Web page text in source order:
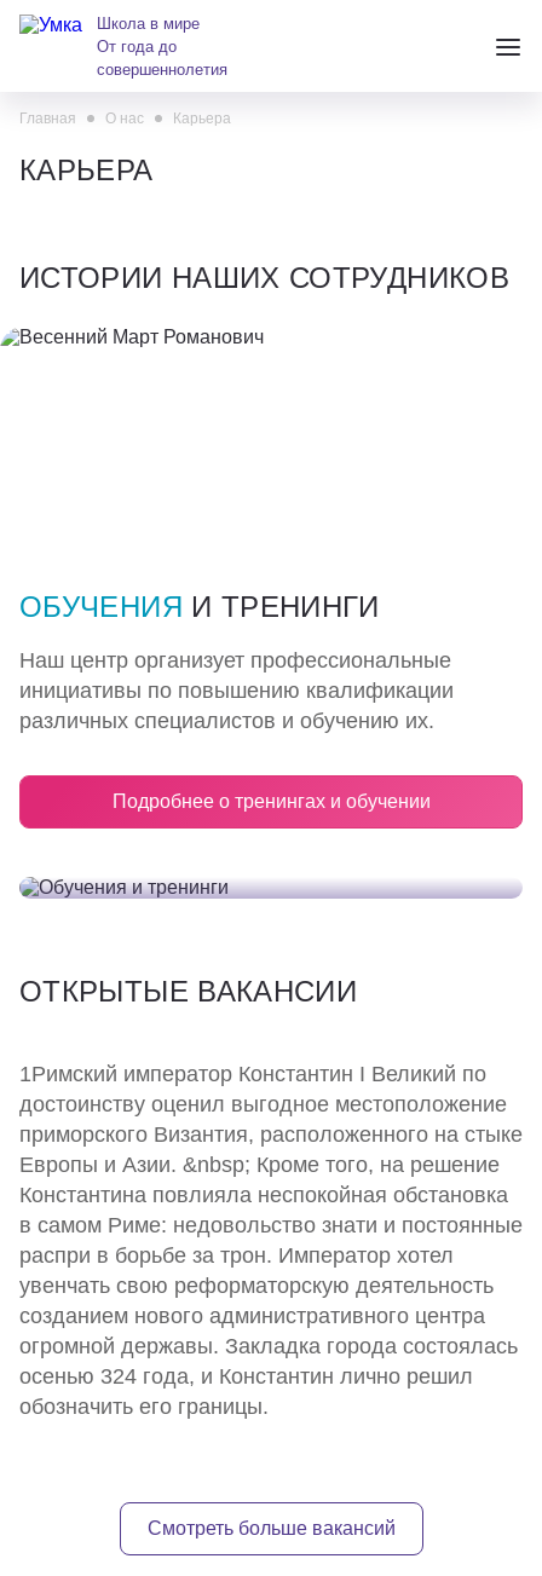
Школа в мире
От года до
совершеннолетия
Контакты
Главная О нас Карьера
КАРЬЕРА
ИСТОРИИ НАШИХ СОТРУДНИКОВ
ОБУЧЕНИЯ И ТРЕНИНГИ
Наш центр организует профессиональные
инициативы по повышению квалификации
различных специалистов и обучению их.
Подробнее о тренингах и обучении
ОТКРЫТЫЕ ВАКАНСИИ
1Римский император Константин I Великий по
достоинству оценил выгодное местоположение
приморского Византия, расположенного на стыке
Европы и Азии. &nbsp; Кроме того, на решение
Константина повлияла неспокойная обстановка
в самом Риме: недовольство знати и постоянные
распри в борьбе за трон. Император хотел
увенчать свою реформаторскую деятельность
созданием нового административного центра
огромной державы. Закладка города состоялась
осенью 324 года, и Константин лично решил
обозначить его границы.
Смотреть больше вакансий